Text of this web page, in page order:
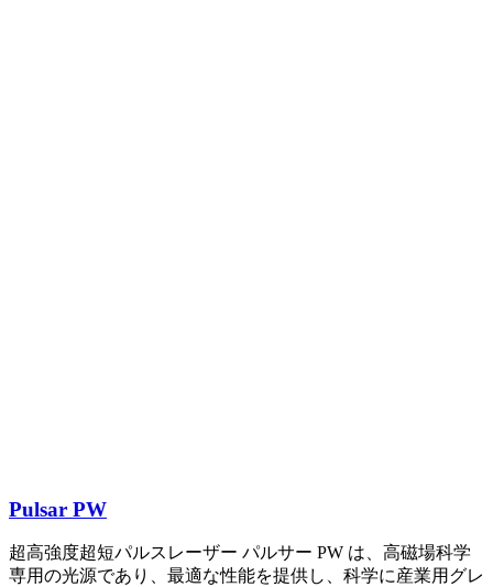
Pulsar PW
超高強度超短パルスレーザー パルサー PW は、高磁場科学
専用の光源であり、最適な性能を提供し、科学に産業用グレ